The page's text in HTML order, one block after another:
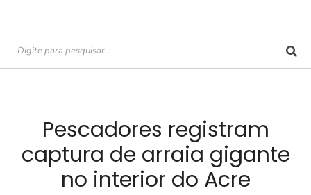
Pescadores registram
captura de arraia gigante
no interior do Acre